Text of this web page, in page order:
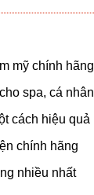
mỹ chính hãng
spa, cá nhân
cách hiệu quả
chính hãng
nhiều nhất